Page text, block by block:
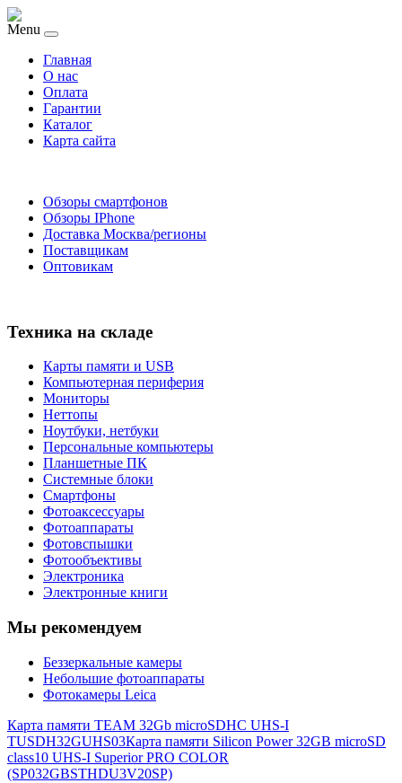
Menu
Главная
O нас
Оплата
Гарантии
Каталог
Карта сайта
Обзоры смартфонов
Обзоры IPhone
Доставка Москва/регионы
Поставщикам
Оптовикам
Техника на складе
Карты памяти и USB
Компьютерная периферия
Мониторы
Неттопы
Ноутбуки, нетбуки
Персональные компьютеры
Планшетные ПК
Системные блоки
Смартфоны
Фотоаксессуары
Фотоаппараты
Фотовспышки
Фотообъективы
Электроника
Электронные книги
Мы рекомендуем
Беззеркальные камеры
Небольшие фотоаппараты
Фотокамеры Leica
Карта памяти TEAM 32Gb microSDHC UHS-I
TUSDH32GUHS03Карта памяти Silicon Power 32GB microSD
class10 UHS-I Superior PRO COLOR
(SP032GBSTHDU3V20SP)